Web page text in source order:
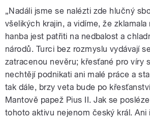
„Nadáli jsme se nalézti zde hlučný
všelikých krajin, a vidíme, že zklamala
hanba jest patřiti na nedbalost a
národů. Turci bez rozmyslu vydávají
zatracenou nevěru; křesťané pro víry
nechtějí podnikati ani malé práce a
tak dále, brzy veta bude po
Mantově papež Pius II. Jak se
tohoto aktivu nejenom český král. Ani